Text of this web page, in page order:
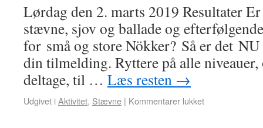
Lørdag den 2. marts 2019 Resultater
stævne, sjov og ballade og
for små og store Nökker? Så er det
din tilmelding. Ryttere på alle
deltage, til … Læs resten →
Udgivet iAktivitet, Stævne | Kommentarer lukket